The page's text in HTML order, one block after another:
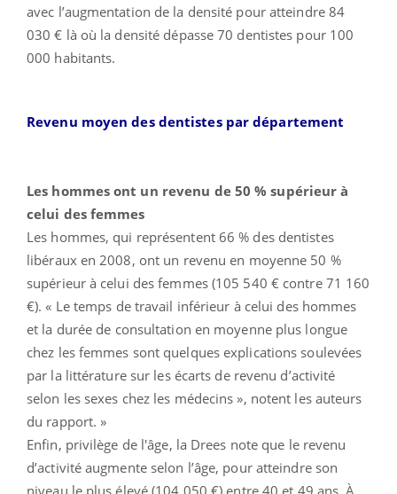
avec l’augmentation de la densité pour atteindre 84
030 € là où la densité dépasse 70 dentistes pour 100
000 habitants.
Revenu moyen des dentistes par département
Les hommes ont un revenu de 50 % supérieur à
celui des femmes
Les hommes, qui représentent 66 % des dentistes
libéraux en 2008, ont un revenu en moyenne 50 %
supérieur à celui des femmes (105 540 € contre 71 160
€). « Le temps de travail inférieur à celui des hommes
et la durée de consultation en moyenne plus longue
chez les femmes sont quelques explications soulevées
par la littérature sur les écarts de revenu d’activité
selon les sexes chez les médecins », notent les auteurs
du rapport. »
Enfin, privilège de l'âge, la Drees note que le revenu
d’activité augmente selon l’âge, pour atteindre son
niveau le plus élevé (104 050 €) entre 40 et 49 ans. À